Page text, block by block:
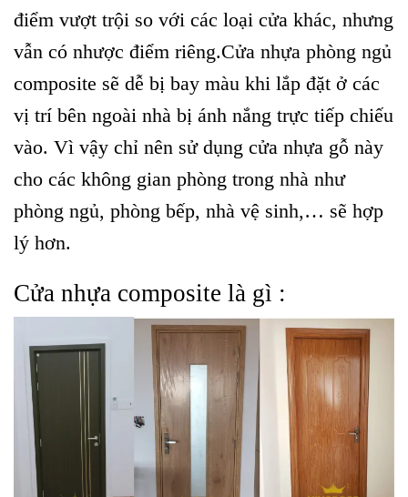
điểm vượt trội so với các loại cửa khác, nhưng
vẫn có nhược điểm riêng.Cửa nhựa phòng ngủ
composite sẽ dễ bị bay màu khi lắp đặt ở các
vị trí bên ngoài nhà bị ánh nắng trực tiếp chiếu
vào. Vì vậy chỉ nên sử dụng cửa nhựa gỗ này
cho các không gian phòng trong nhà như
phòng ngủ, phòng bếp, nhà vệ sinh,… sẽ hợp
lý hơn.
Cửa nhựa composite là gì :